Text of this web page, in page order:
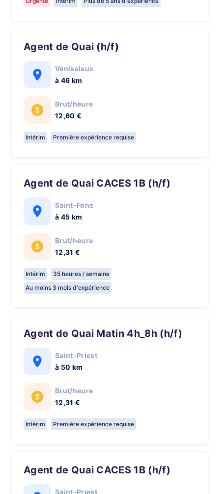
Agent de Quai (h/f)
Vénissieux
à 46 km
Brut/heure
12,60 €
Intérim Première expérience requise
Agent de Quai CACES 1B (h/f)
Saint-Fons
à 45 km
Brut/heure
12,31 €
Intérim
35 heures / semaine
Au moins 3 mois d'expérience
Agent de Quai Matin 4h_8h (h/f)
Saint-Priest
à 50 km
Brut/heure
12,31 €
Intérim Première expérience requise
Agent de Quai CACES 1B (h/f)
Saint-Priest